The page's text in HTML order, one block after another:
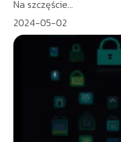
Na szczęście...
2024-05-02